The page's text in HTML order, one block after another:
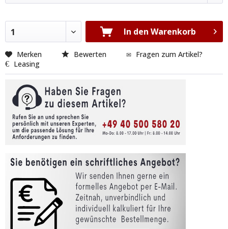
1 In den Warenkorb
Merken Bewerten
Fragen zum Artikel?
Leasing